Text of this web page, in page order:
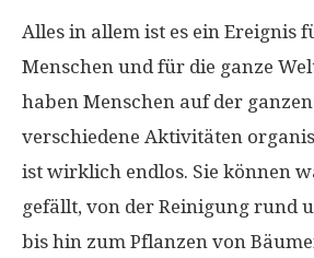
Alles in allem ist es ein Ereignis
Menschen und für die ganze
haben Menschen auf der
verschiedene Aktivitäten
ist wirklich endlos. Sie können
gefällt, von der Reinigung rund
bis hin zum Pflanzen von